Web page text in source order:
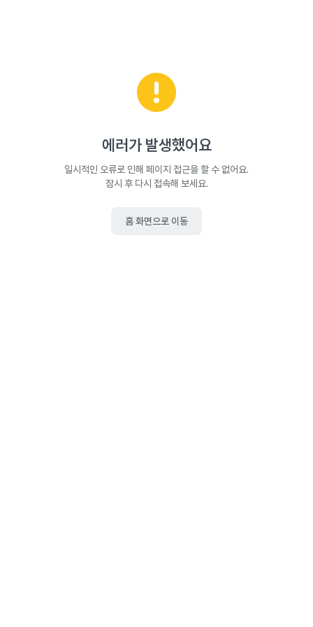
에러가 발생했어요
일시적인 오류로 인해 페이지 접근을 할 수 없어요.
잠시 후 다시 접속해 보세요.
홈 화면으로 이동